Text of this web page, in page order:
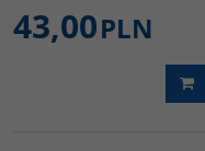
43,00PLN